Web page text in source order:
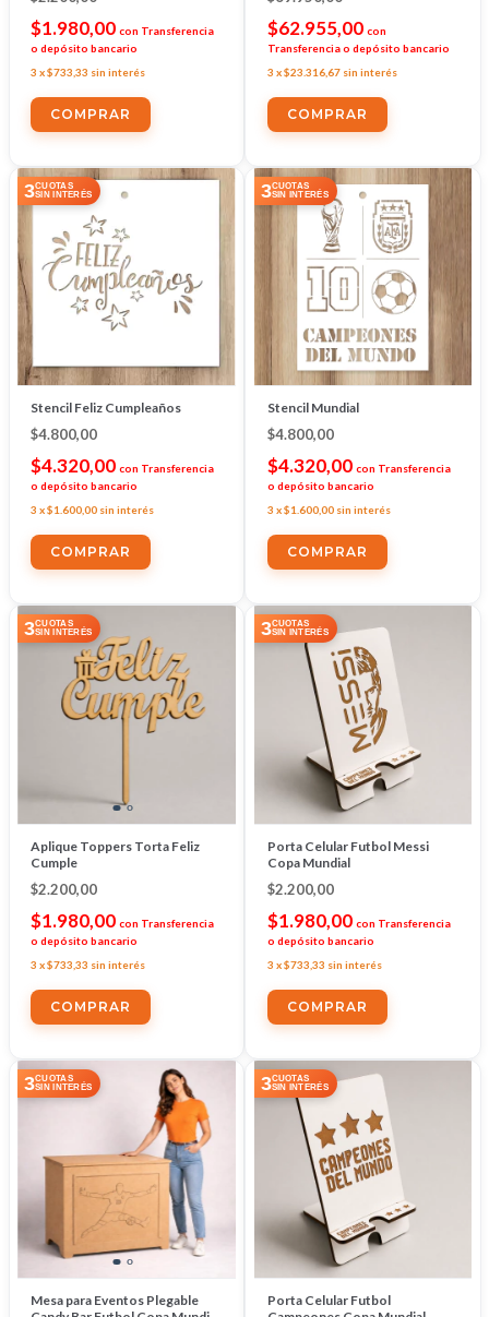
$1.980,00 con Transferencia
o depósito bancario
3 x$733,33 sin interés
$62.955,00 con
Transferencia o depósito bancario
3 x$23.316,67 sin interés
3CUOTAS
SIN INTERÉS
Stencil Feliz Cumpleaños
$4.800,00
$4.320,00 con Transferencia
o depósito bancario
3 x$1.600,00 sin interés
3CUOTAS
SIN INTERÉS
Stencil Mundial
$4.800,00
$4.320,00 con Transferencia
o depósito bancario
3 x$1.600,00 sin interés
3CUOTAS
SIN INTERÉS
Aplique Toppers Torta Feliz
Cumple
$2.200,00
$1.980,00 con Transferencia
o depósito bancario
3 x$733,33 sin interés
3CUOTAS
SIN INTERÉS
Porta Celular Futbol Messi
Copa Mundial
$2.200,00
$1.980,00 con Transferencia
o depósito bancario
3 x$733,33 sin interés
3CUOTAS
SIN INTERÉS
Mesa para Eventos Plegable
3CUOTAS
SIN INTERÉS
Porta Celular Futbol